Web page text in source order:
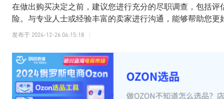
在做出购买决定之前，建议您进行充分的尽职调查，包括
险。与专业人士或经验丰富的卖家进行沟通，能够帮助您
发布于 2024-12-26 06:15:18